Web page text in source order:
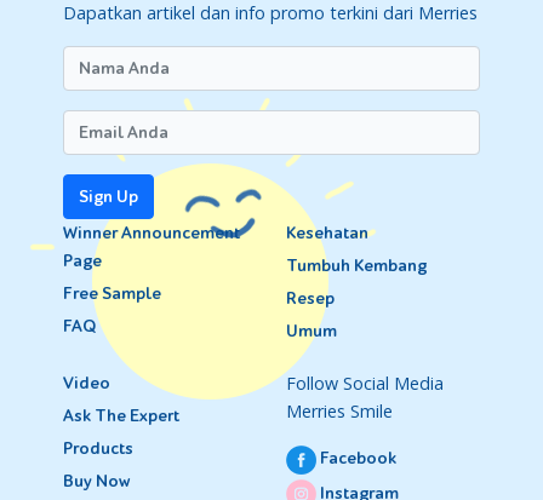
Dapatkan artikel dan info promo terkini dari Merries
Sign Up
Winner Announcement
Page
Free Sample
FAQ
Kesehatan
Tumbuh Kembang
Resep
Umum
Video
Ask The Expert
Products
Buy Now
Follow Social Media
Merries Smile
Facebook
Instagram